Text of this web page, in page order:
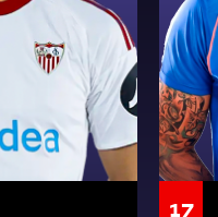
17